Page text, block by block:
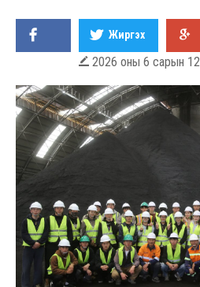
Жиргэх
 2026 оны 6 сарын 12